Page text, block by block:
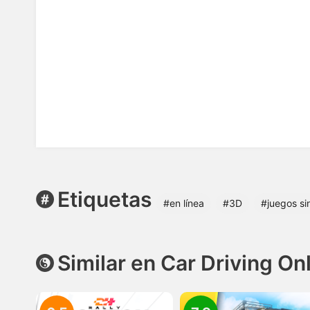
Etiquetas #en línea #3D #juegos
Similar en Car Driving